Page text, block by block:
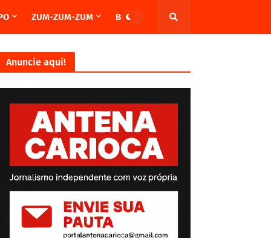
ZUM-ZUM-ZUM BRASIL
Anuncie aqui!